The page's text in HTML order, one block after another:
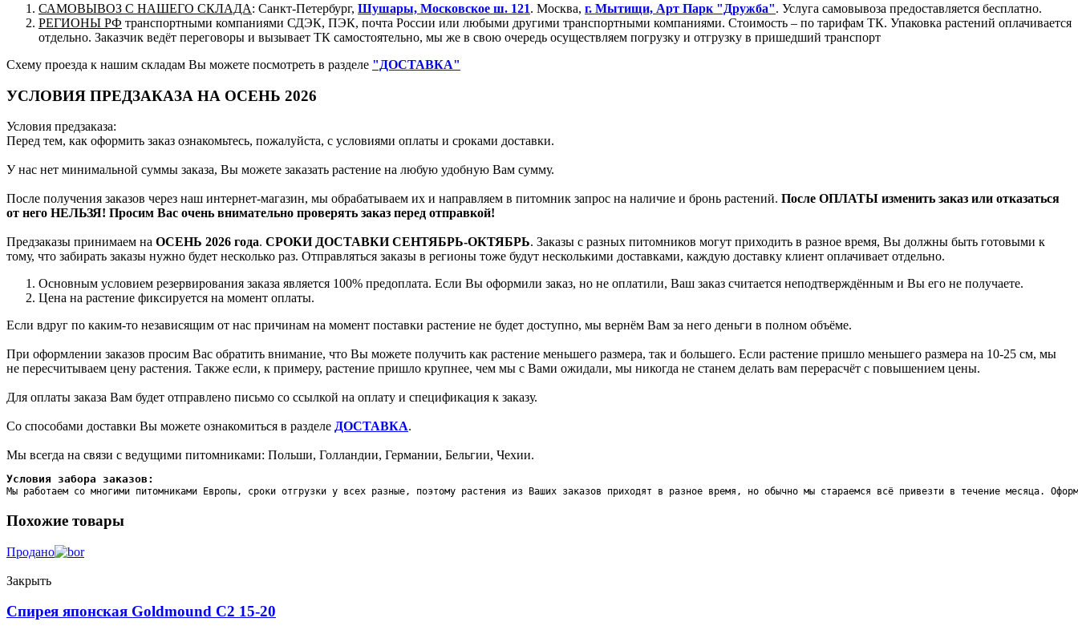
САМОВЫВОЗ С НАШЕГО СКЛАДА: Санкт-Петербург, Шушары, Московское ш. 121. Москва, г. Мытищи, Арт Парк "Дружба". Услуга самовывоза предоставляется бесплатно.
РЕГИОНЫ РФ транспортными компаниями СДЭК, ПЭК, почта России или любыми другими транспортными компаниями. Стоимость – по тарифам ТК. Упаковка растений оплачивается
отдельно. Заказчик ведёт переговоры и вызывает ТК самостоятельно, мы же в свою очередь осуществляем погрузку и отгрузку в пришедший транспорт
Схему проезда к нашим складам Вы можете посмотреть в разделе "ДОСТАВКА"
УСЛОВИЯ ПРЕДЗАКАЗА НА ОСЕНЬ 2026
Условия предзаказа:
Перед тем, как оформить заказ ознакомьтесь, пожалуйста, с условиями оплаты и сроками доставки.
У нас нет минимальной суммы заказа, Вы можете заказать растение на любую удобную Вам сумму.
После получения заказов через наш интернет-магазин, мы обрабатываем их и направляем в питомник запрос на наличие и бронь растений. После ОПЛАТЫ изменить заказ или отказаться
от него НЕЛЬЗЯ! Просим Вас очень внимательно проверять заказ перед отправкой!
Предзаказы принимаем на ОСЕНЬ 2026 года. СРОКИ ДОСТАВКИ СЕНТЯБРЬ-ОКТЯБРЬ. Заказы с разных питомников могут приходить в разное время, Вы должны быть готовыми к
тому, что забирать заказы нужно будет несколько раз. Отправляться заказы в регионы тоже будут несколькими доставками, каждую доставку клиент оплачивает отдельно.
Основным условием резервирования заказа является 100% предоплата. Если Вы оформили заказ, но не оплатили, Ваш заказ считается неподтверждённым и Вы его не получаете.
Цена на растение фиксируется на момент оплаты.
Если вдруг по каким-то независящим от нас причинам на момент поставки растение не будет доступно, мы вернём Вам за него деньги в полном объёме.
При оформлении заказов просим Вас обратить внимание, что Вы можете получить как растение меньшего размера, так и большего. Если растение пришло меньшего размера на 10-25 см, мы
не пересчитываем цену растения. Также если, к примеру, растение пришло крупнее, чем мы с Вами ожидали, мы никогда не станем делать вам перерасчёт с повышением цены.
Для оплаты заказа Вам будет отправлено письмо со ссылкой на оплату и спецификация к заказу.
Со способами доставки Вы можете ознакомиться в разделе ДОСТАВКА.
Мы всегда на связи с ведущими питомниками: Польши, Голландии, Германии, Бельгии, Чехии.
Условия забора заказов:
Мы работаем со многими питомниками Европы, сроки отгрузки у всех разные, поэтому растения из Ваших заказов приходят в разное время, но обычно мы стараемся всё привезти в течение месяца.
Похожие товары
Продано
Закрыть
Спирея японская Goldmound C2 15-20